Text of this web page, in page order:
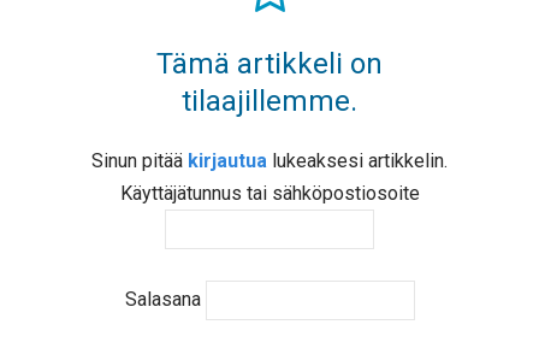
Tämä artikkeli on
tilaajillemme.
Sinun pitää kirjautua lukeaksesi artikkelin.
Käyttäjätunnus tai sähköpostiosoite
Salasana